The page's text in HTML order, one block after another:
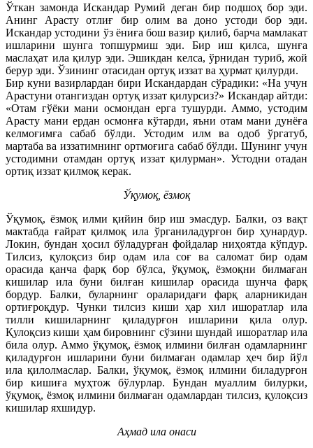
Ўткан замонда Искандар Румий деган бир подшоҳ бор эди.
Анинг Арасту отлиғ бир олим ва доно устоди бор эди.
Искандар устодини ўз ёниға бош вазир қилиб, барча мамлакат
ишларини шунга топшурмиш эди. Бир иш қилса, шунға
маслаҳат ила қилур эди. Эшикдан келса, ўрнидан туриб, жой
берур эди. Ўзининг отасидан ортуқ иззат ва ҳурмат қилурди.
Бир куни вазирлардан бири Искандардан сўрадики: «На учун
Арастуни отангиздан ортуқ иззат қилурсиз?» Искандар айтди:
«Отам гўёки мани осмондан ерга тушурди. Аммо, устодим
Арасту мани ердан осмонға кўтарди, яъни отам мани дунёға
келмоғимға сабаб бўлди. Устодим илм ва одоб ўргатуб,
мартаба ва иззатимнинг ортмоғига сабаб бўлди. Шунинг учун
устодимни отамдан ортуқ иззат қилурман». Устодни отадан
ортиқ иззат қилмоқ керак.
Ўқумоқ, ёзмоқ
Ўқумоқ, ёзмоқ илми қийин бир иш эмасдур. Балки, оз вақт
мактабда ғайрат қилмоқ ила ўрганиладурғон бир ҳунардур.
Локин, бундан ҳосил бўладурған фойдалар ниҳоятда кўпдур.
Тилсиз, қулоқсиз бир одам ила соғ ва саломат бир одам
орасида қанча фарқ бор бўлса, ўқумоқ, ёзмоқни билмаған
кишилар ила буни билған кишилар орасида шунча фарқ
бордур. Балки, буларнинг ораларидағи фарқ аларникидан
ортиғроқдур. Чунки тилсиз киши ҳар хил ишоратлар ила
тилли кишиларнинг қиладурғон ишларини қила олур.
Қулоқсиз киши ҳам бировнинг сўзини шундай ишоратлар ила
била олур. Аммо ўқумоқ, ёзмоқ илмини билған одамларнинг
қиладурғон ишларини буни билмаған одамлар ҳеч бир йўл
ила қилолмаслар. Балки, ўқумоқ, ёзмоқ илмини биладурғон
бир кишиға муҳтож бўлурлар. Бундан муаллим билурки,
ўқумоқ, ёзмоқ илмини билмаған одамлардан тилсиз, қулоқсиз
кишилар яхшидур.
Аҳмад ила онаси